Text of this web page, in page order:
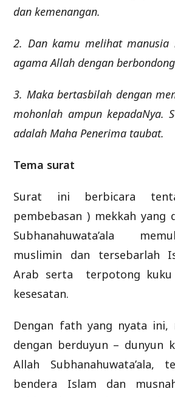
dan kemenangan.
2. Dan kamu melihat manusia
agama Allah dengan
3. Maka bertasbilah dengan
mohonlah ampun kepadaNya.
adalah Maha Penerima taubat.
Tema surat
Surat ini berbicara
pembebasan ) mekkah yang
Subhanahuwata’ala
muslimin dan tersebarlah
Arab serta terpotong kuku
kesesatan.
Dengan fath yang nyata ini,
dengan berduyun – dunyun
Allah Subhanahuwata’ala,
bendera Islam dan